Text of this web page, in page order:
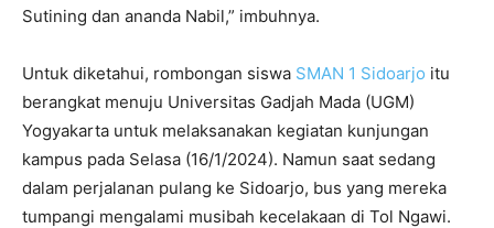
Sutining dan ananda Nabil,” imbuhnya.
Untuk diketahui, rombongan siswa SMAN 1 Sidoarjo itu
berangkat menuju Universitas Gadjah Mada (UGM)
Yogyakarta untuk melaksanakan kegiatan kunjungan
kampus pada Selasa (16/1/2024). Namun saat sedang
dalam perjalanan pulang ke Sidoarjo, bus yang mereka
tumpangi mengalami musibah kecelakaan di Tol Ngawi.